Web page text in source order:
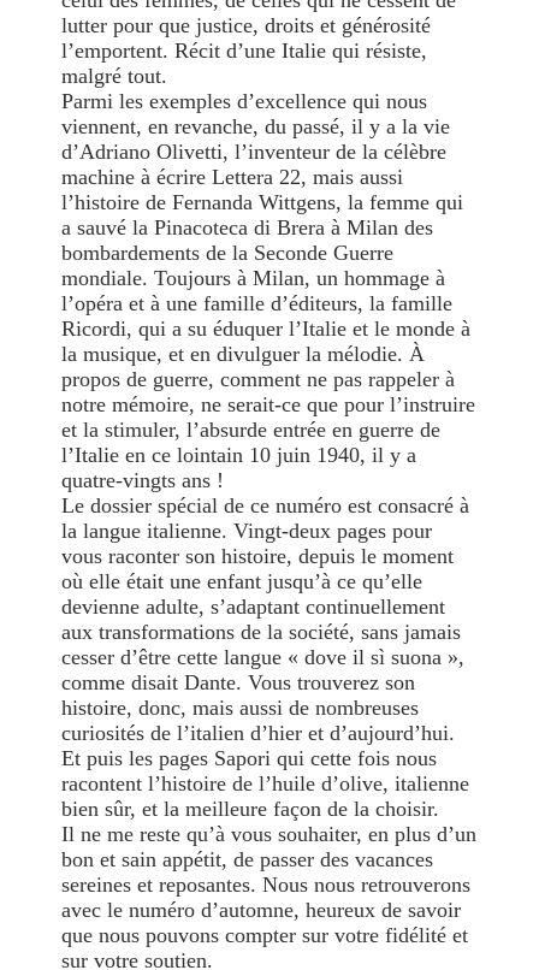
lutter pour que justice, droits et générosité
l’emportent. Récit d’une Italie qui résiste,
malgré tout.
Parmi les exemples d’excellence qui nous
viennent, en revanche, du passé, il y a la vie
d’Adriano Olivetti, l’inventeur de la célèbre
machine à écrire Lettera 22, mais aussi
l’histoire de Fernanda Wittgens, la femme qui
a sauvé la Pinacoteca di Brera à Milan des
bombardements de la Seconde Guerre
mondiale. Toujours à Milan, un hommage à
l’opéra et à une famille d’éditeurs, la famille
Ricordi, qui a su éduquer l’Italie et le monde à
la musique, et en divulguer la mélodie. À
propos de guerre, comment ne pas rappeler à
notre mémoire, ne serait-ce que pour l’instruire
et la stimuler, l’absurde entrée en guerre de
l’Italie en ce lointain 10 juin 1940, il y a
quatre-vingts ans !
Le dossier spécial de ce numéro est consacré à
la langue italienne. Vingt-deux pages pour
vous raconter son histoire, depuis le moment
où elle était une enfant jusqu’à ce qu’elle
devienne adulte, s’adaptant continuellement
aux transformations de la société, sans jamais
cesser d’être cette langue « dove il sì suona »,
comme disait Dante. Vous trouverez son
histoire, donc, mais aussi de nombreuses
curiosités de l’italien d’hier et d’aujourd’hui.
Et puis les pages Sapori qui cette fois nous
racontent l’histoire de l’huile d’olive, italienne
bien sûr, et la meilleure façon de la choisir.
Il ne me reste qu’à vous souhaiter, en plus d’un
bon et sain appétit, de passer des vacances
sereines et reposantes. Nous nous retrouverons
avec le numéro d’automne, heureux de savoir
que nous pouvons compter sur votre fidélité et
sur votre soutien.